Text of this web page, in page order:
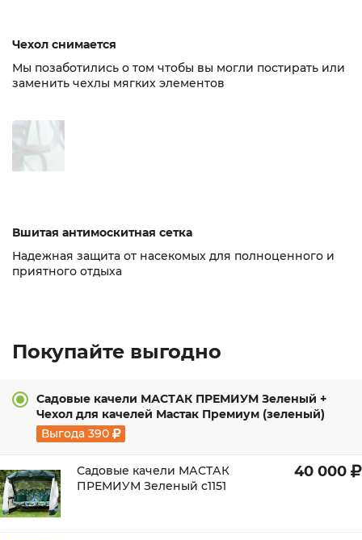
Чехол снимается
Мы позаботились о том чтобы вы могли постирать или
заменить чехлы мягких элементов
Вшитая антимоскитная сетка
Надежная защита от насекомых для полноценного и
приятного отдыха
Покупайте выгодно
Садовые качели МАСТАК ПРЕМИУМ Зеленый +
Чехол для качелей Мастак Премиум (зеленый)
Выгода 390
Садовые качели МАСТАК
ПРЕМИУМ Зеленый с1151
40 000